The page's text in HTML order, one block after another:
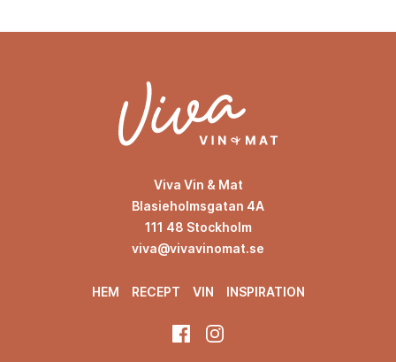
Viva Vin & Mat
Blasieholmsgatan 4A
111 48 Stockholm
viva@vivavinomat.se
HEM RECEPT VIN INSPIRATION